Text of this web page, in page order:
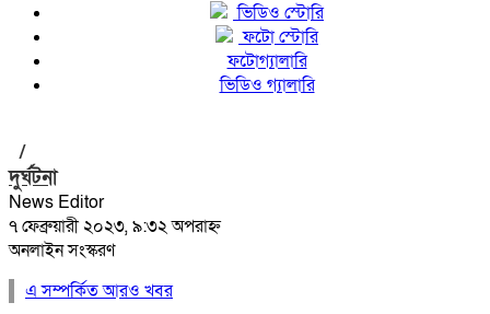
ভিডিও স্টোরি
ফটো স্টোরি
ফটোগ্যালারি
ভিডিও গ্যালারি
/
দুর্ঘটনা
News Editor
৭ ফেব্রুয়ারী ২০২৩, ৯:৩২ অপরাহ্ন
অনলাইন সংস্করণ
এ সম্পর্কিত আরও খবর